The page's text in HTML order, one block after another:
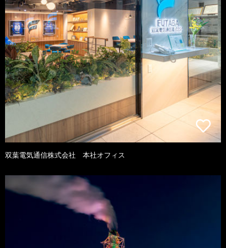
双葉電気通信株式会社 本社オフィス